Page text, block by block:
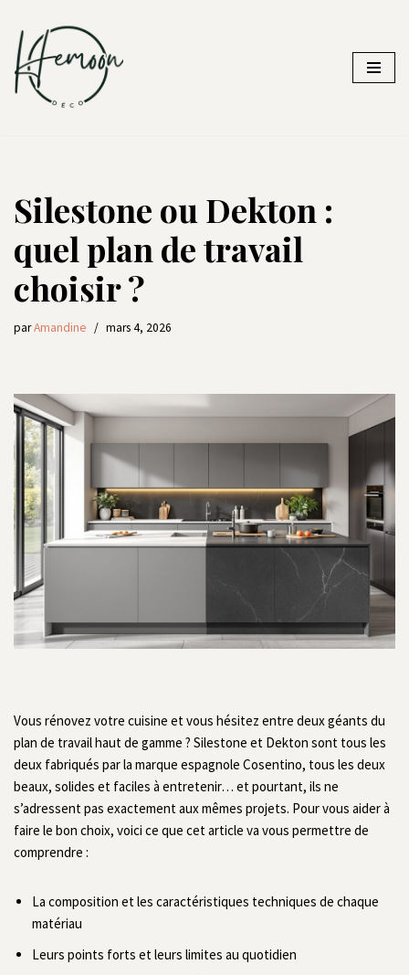
Aller
au
contenu
Silestone ou Dekton :
quel plan de travail
choisir ?
parAmandine mars 4, 2026
Vous rénovez votre cuisine et vous hésitez entre deux géants du
plan de travail haut de gamme ? Silestone et Dekton sont tous les
deux fabriqués par la marque espagnole Cosentino, tous les deux
beaux, solides et faciles à entretenir… et pourtant, ils ne
s’adressent pas exactement aux mêmes projets. Pour vous aider à
faire le bon choix, voici ce que cet article va vous permettre de
comprendre :
La composition et les caractéristiques techniques de chaque
matériau
Leurs points forts et leurs limites au quotidien